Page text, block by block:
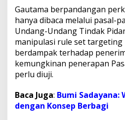
Gautama berpandangan
hanya dibaca melalui pasal-
Undang-Undang Tindak
manipulasi rule set targeting
berdampak terhadap
kemungkinan penerapan
perlu diuji.
Baca Juga: Bumi Sadayana:
dengan Konsep Berbagi